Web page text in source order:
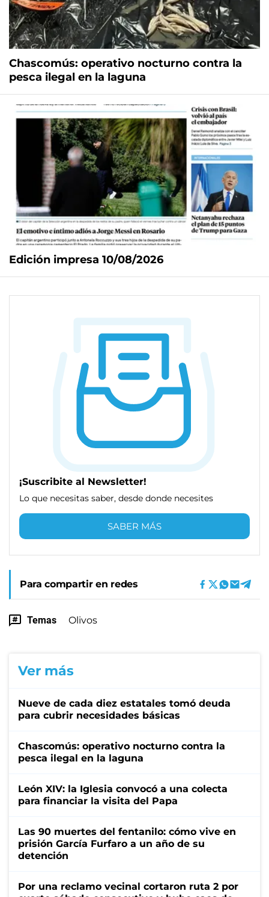
Chascomús: operativo nocturno contra la
pesca ilegal en la laguna
Edición impresa 10/08/2026
¡Suscribite al Newsletter!
Lo que necesitas saber, desde donde necesites
SABER MÁS
Para compartir en redes
Temas Olivos
Ver más
Nueve de cada diez estatales tomó deuda
para cubrir necesidades básicas
Chascomús: operativo nocturno contra la
pesca ilegal en la laguna
León XIV: la Iglesia convocó a una colecta
para financiar la visita del Papa
Las 90 muertes del fentanilo: cómo vive en
prisión García Furfaro a un año de su
detención
Por una reclamo vecinal cortaron ruta 2 por